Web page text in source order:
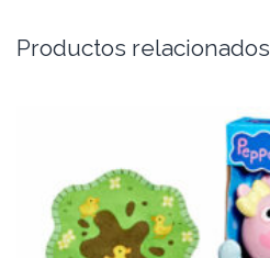
Productos relacionados